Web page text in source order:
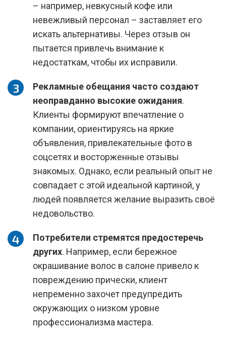
– например, невкусный кофе или
невежливый персонал – заставляет его
искать альтернативы. Через отзыв он
пытается привлечь внимание к
недостаткам, чтобы их исправили.
Рекламные обещания часто создают
неоправданно высокие ожидания.
Клиенты формируют впечатление о
компании, ориентируясь на яркие
объявления, привлекательные фото в
соцсетях и восторженные отзывы
знакомых. Однако, если реальный опыт не
совпадает с этой идеальной картиной, у
людей появляется желание выразить своё
недовольство.
Потребители стремятся предостеречь
других. Например, если бережное
окрашивание волос в салоне привело к
повреждению прически, клиент
непременно захочет предупредить
окружающих о низком уровне
профессионализма мастера.